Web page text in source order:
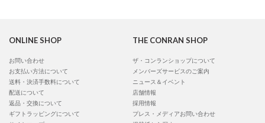
ONLINE SHOP
お問い合わせ
お支払い方法について
送料・決済手数料について
配送について
返品・交換について
ギフトラッピングについて
THE CONRAN SHOP
ザ・コンランショップについて
メンバーズサービスのご案内
ニュース＆イベント
店舗情報
採用情報
プレス・メディアお問い合わせ